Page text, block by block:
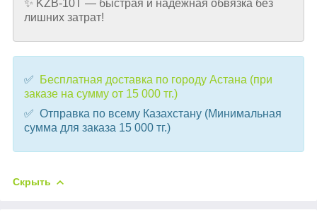
✨ KZB-10T — быстрая и надежная обвязка без
лишних затрат!
✅
Бесплатная доставка по городу Астана (при
заказе на сумму от 15 000 тг.)
✅ Отправка по всему Казахстану (Минимальная
сумма для заказа 15 000 тг.)
Скрыть